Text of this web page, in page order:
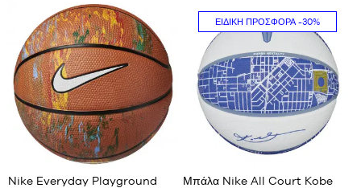
μέγεθος
7
μέγεθος
6
μέγεθος
7
9
Nike Everyday Playground
ΕΙΔΙΚΉ ΠΡΟΣΦΟΡΆ-30%
1
Μπάλα Nike All Court Kobe